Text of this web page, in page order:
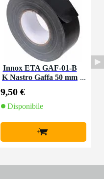
Innox ETA GAF-01-B
K Nastro Gaffa 50 mm
9,50 €
Disponibile
+